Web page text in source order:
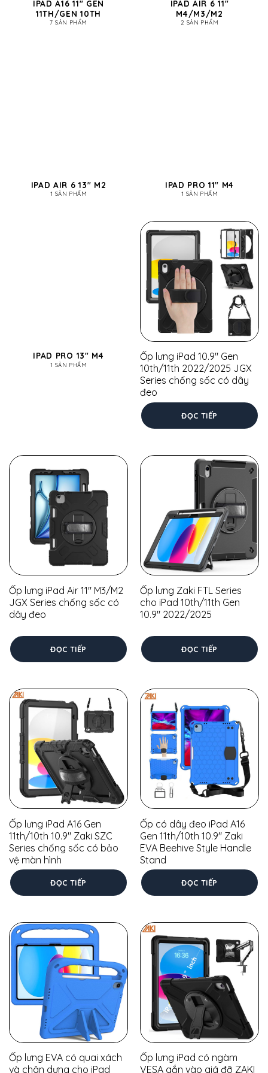
IPAD A16 11" GEN
11TH/GEN 10TH
7 SẢN PHẨM
IPAD AIR 6 11"
M4/M3/M2
2 SẢN PHẨM
IPAD AIR 6 13" M2
1 SẢN PHẨM
IPAD PRO 11" M4
1 SẢN PHẨM
IPAD PRO 13" M4
1 SẢN PHẨM
Ốp lưng iPad 10.9″ Gen
10th/11th 2022/2025 JGX
Series chống sốc có dây
đeo
ĐỌC TIẾP
Ốp lưng iPad Air 11″ M3/M2
JGX Series chống sốc có
dây đeo
ĐỌC TIẾP
Ốp lưng Zaki FTL Series
cho iPad 10th/11th Gen
10.9″ 2022/2025
ĐỌC TIẾP
Ốp lưng iPad A16 Gen
11th/10th 10.9″ Zaki SZC
Series chống sốc có bảo
vệ màn hình
ĐỌC TIẾP
Ốp có dây đeo iPad A16
Gen 11th/10th 10.9″ Zaki
EVA Beehive Style Handle
Stand
ĐỌC TIẾP
Ốp lưng EVA có quai xách
và chân dựng cho iPad
Ốp lưng iPad có ngàm
VESA gắn vào giá đỡ ZAKI